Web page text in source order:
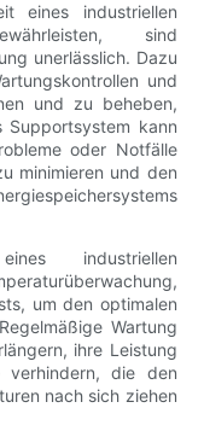
eines industriellen
sind
unerlässlich. Dazu
und
und zu beheben,
Supportsystem kann
oder Notfälle
minimieren und den
industriellen
um den optimalen
Wartung
ihre Leistung
verhindern, die den
nach sich ziehen